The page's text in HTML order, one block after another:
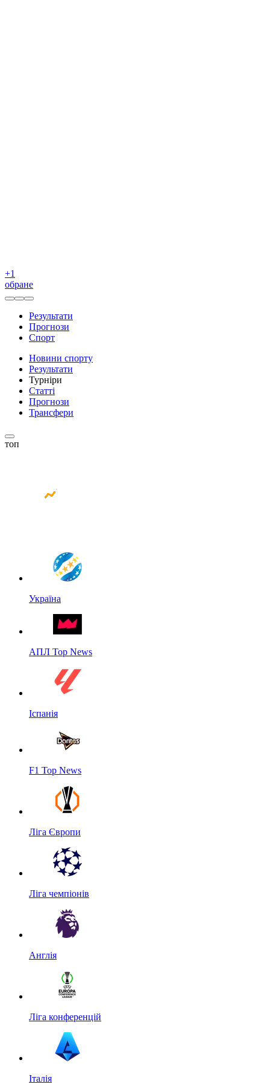
+1
обране
Результати
Прогнози
Спорт
Новини спорту
Результати
Турніри
Статті
Прогнози
Трансфери
топ
Україна
АПЛ Top News
Іспанія
F1 Top News
Ліга Європи
Ліга чемпіонів
Англія
Ліга конференцій
Італія